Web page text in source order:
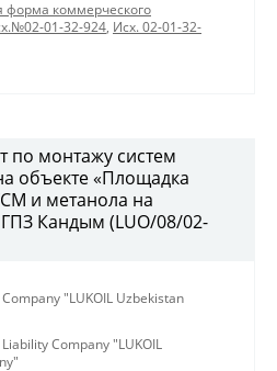
форма коммерческого
01-32-924, Исх. 02-01-32-
по монтажу систем
объекте «Площадка
и метанола на
Кандым (LUO/08/02-
"LUKOIL Uzbekistan
Company "LUKOIL